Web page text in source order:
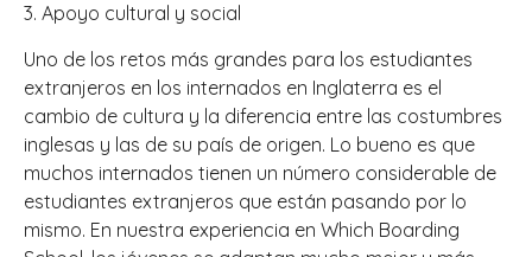
3. Apoyo cultural y social
Uno de los retos más grandes para los estudiantes
extranjeros en los internados en Inglaterra es el
cambio de cultura y la diferencia entre las costumbres
inglesas y las de su país de origen. Lo bueno es que
muchos internados tienen un número considerable de
estudiantes extranjeros que están pasando por lo
mismo. En nuestra experiencia en Which Boarding